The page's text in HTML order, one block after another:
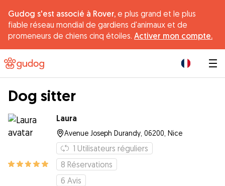
Gudog s'est associé à Rover, e plus grand et le plus
fiable réseau mondial de gardiens d'animaux et de
promeneurs de chiens cinq étoiles. Activer mon compte.
Dog sitter
Laura
Avenue Joseph Durandy, 06200, Nice
1 Utilisateurs réguliers
8 Réservations
6 Avis